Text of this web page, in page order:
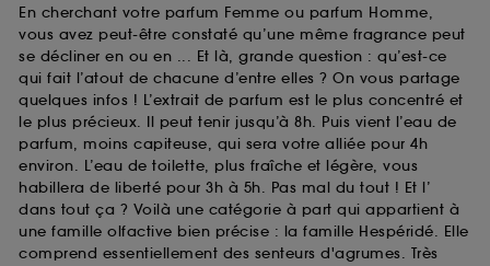
En cherchant votre parfum Femme ou parfum Homme,
vous avez peut-être constaté qu’une même fragrance peut
se décliner en ou en ... Et là, grande question : qu’est-ce
qui fait l’atout de chacune d’entre elles ? On vous partage
quelques infos ! L’extrait de parfum est le plus concentré et
le plus précieux. Il peut tenir jusqu’à 8h. Puis vient l’eau de
parfum, moins capiteuse, qui sera votre alliée pour 4h
environ. L’eau de toilette, plus fraîche et légère, vous
habillera de liberté pour 3h à 5h. Pas mal du tout ! Et l’
dans tout ça ? Voilà une catégorie à part qui appartient à
une famille olfactive bien précise : la famille Hespéridé. Elle
comprend essentiellement des senteurs d'agrumes. Très